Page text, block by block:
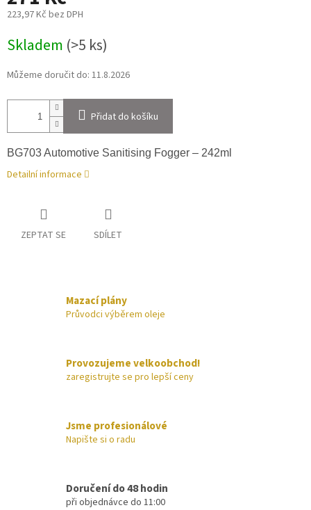
223,97 Kč bez DPH
cena:
Skladem (>5 ks)
Můžeme doručit do: 11.8.2026
Přidat do košíku
BG703 Automotive Sanitising Fogger – 242ml
Detailní informace
ZEPTAT SE SDÍLET
Mazací plány
Průvodci výběrem oleje
Provozujeme velkoobchod!
zaregistrujte se pro lepší ceny
Jsme profesionálové
Napište si o radu
Doručení do 48 hodin
při objednávce do 11:00